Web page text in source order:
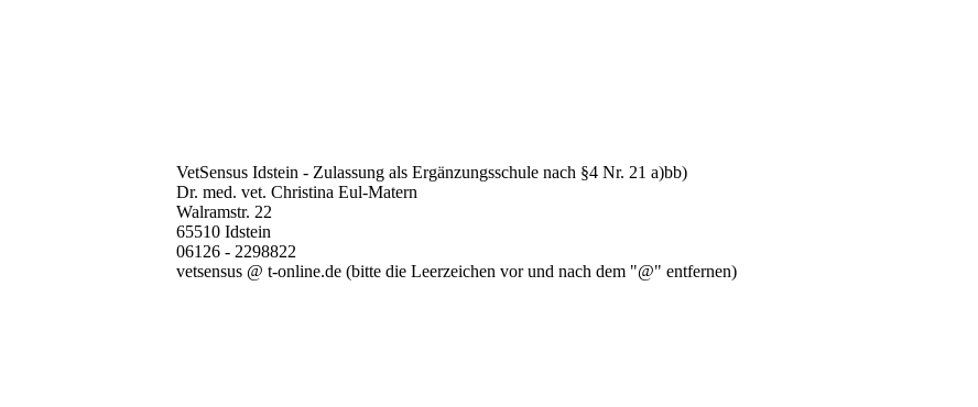
VetSensus Idstein - Zulassung als Ergänzungsschule nach §4 Nr. 21 a)bb)
Dr. med. vet. Christina Eul-Matern
Walramstr. 22
65510 Idstein
06126 - 2298822
vetsensus @ t-online.de (bitte die Leerzeichen vor und nach dem "@" entfernen)